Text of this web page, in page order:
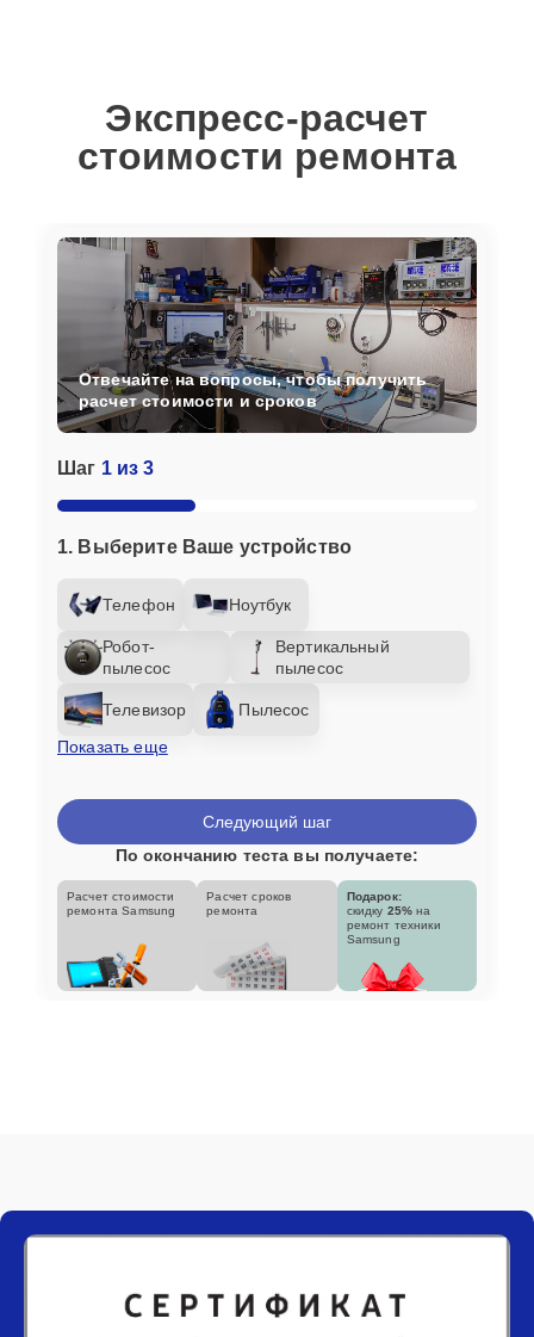
Экспресс-расчет
стоимости ремонта
Шаг 1 из 3
1. Выберите Ваше устройство
Телефон Ноутбук
Робот-
пылесос
Вертикальный
пылесос
Телевизор
Пылесос
Показать еще
Отвечайте на вопросы, чтобы получить
расчет стоимости и сроков
Следующий шаг
По окончанию теста вы получаете:
Расчет стоимости
ремонта Samsung
Расчет сроков
ремонта
Подарок:
скидку 25% на
ремонт техники
Samsung